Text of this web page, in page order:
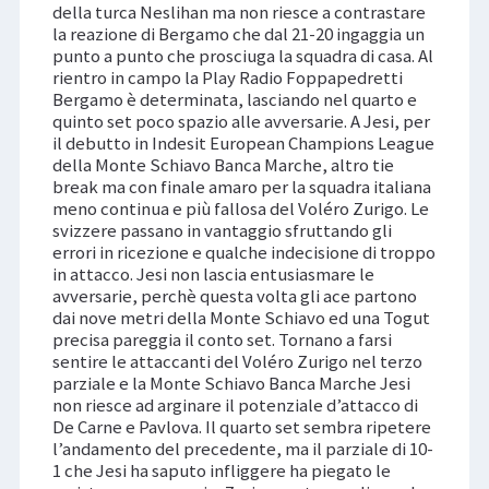
della turca Neslihan ma non riesce a contrastare
la reazione di Bergamo che dal 21-20 ingaggia un
punto a punto che prosciuga la squadra di casa. Al
rientro in campo la Play Radio Foppapedretti
Bergamo è determinata, lasciando nel quarto e
quinto set poco spazio alle avversarie. A Jesi, per
il debutto in Indesit European Champions League
della Monte Schiavo Banca Marche, altro tie
break ma con finale amaro per la squadra italiana
meno continua e più fallosa del Voléro Zurigo. Le
svizzere passano in vantaggio sfruttando gli
errori in ricezione e qualche indecisione di troppo
in attacco. Jesi non lascia entusiasmare le
avversarie, perchè questa volta gli ace partono
dai nove metri della Monte Schiavo ed una Togut
precisa pareggia il conto set. Tornano a farsi
sentire le attaccanti del Voléro Zurigo nel terzo
parziale e la Monte Schiavo Banca Marche Jesi
non riesce ad arginare il potenziale d’attacco di
De Carne e Pavlova. Il quarto set sembra ripetere
l’andamento del precedente, ma il parziale di 10-
1 che Jesi ha saputo infliggere ha piegato le